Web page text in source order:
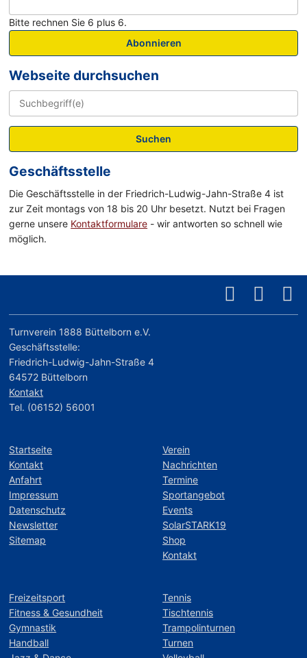
Bitte rechnen Sie 6 plus 6.
Abonnieren
Webseite durchsuchen
Suchen
Geschäftsstelle
Die Geschäftsstelle in der Friedrich-Ludwig-Jahn-Straße 4 ist
zur Zeit montags von 18 bis 20 Uhr besetzt. Nutzt bei Fragen
gerne unsere Kontaktformulare - wir antworten so schnell wie
möglich.
Turnverein 1888 Büttelborn e.V.
Geschäftsstelle:
Friedrich-Ludwig-Jahn-Straße 4
64572 Büttelborn
Kontakt
Tel. (06152) 56001
Startseite
Kontakt
Anfahrt
Impressum
Datenschutz
Newsletter
Sitemap
Verein
Nachrichten
Termine
Sportangebot
Events
SolarSTARK19
Shop
Kontakt
Freizeitsport
Fitness & Gesundheit
Gymnastik
Handball
Tennis
Tischtennis
Trampolinturnen
Turnen